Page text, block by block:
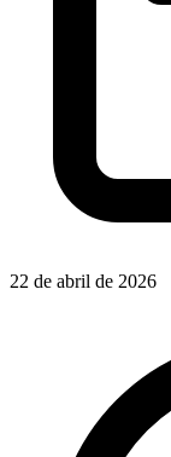
22 de abril de 2026